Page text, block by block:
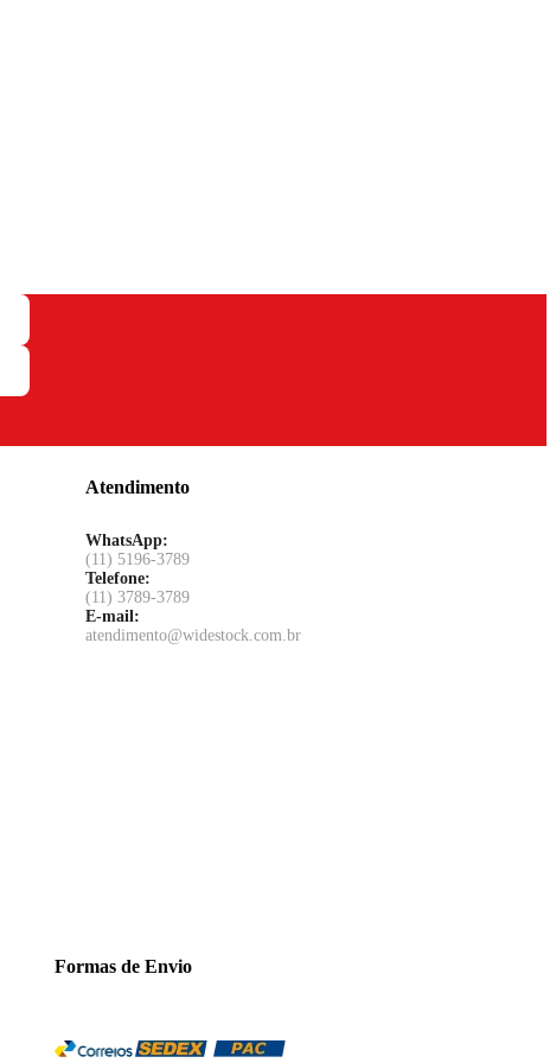
Atendimento
WhatsApp:
(11) 5196-3789
Telefone:
(11) 3789-3789
E-mail:
atendimento@widestock.com.br
Formas de Envio